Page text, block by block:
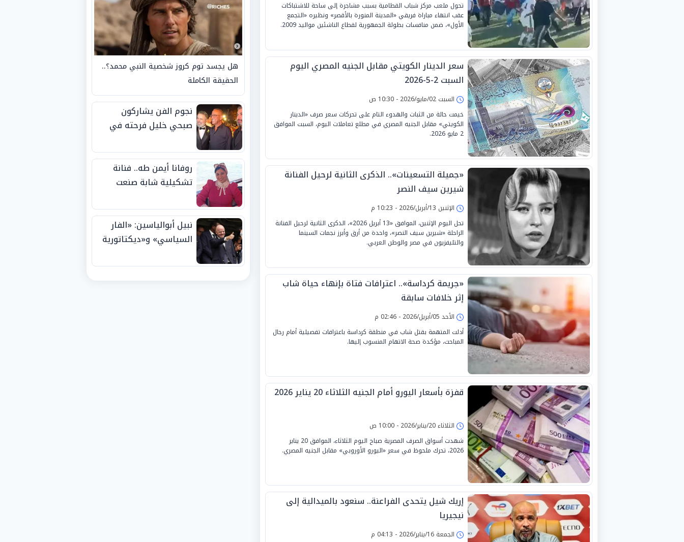
تحول ملعب مركز شباب القطامية بسبب مشاجرة إلى ساحة للاشتباكات
عقب انتهاء مباراة فريقي «المدينة المنورة بالأقصر» ونظيره «التجمع
الأول»، ضمن منافسات بطولة الجمهورية لقطاع الناشئين مواليد 2009.
سعر الدينار الكويتي مقابل الجنيه المصري اليوم
السبت 2-5-2026
السبت 02/مايو/2026 - 10:30 ص
خيمت حالة من الثبات والهدوء التام على تحركات سعر صرف «الدينار
الكويتي» مقابل الجنيه المصري في مطلع تعاملات اليوم، السبت الموافق
2 مايو 2026.
«جميلة التسعينات».. الذكرى الثانية لرحيل الفنانة
شيرين سيف النصر
الإثنين 13/أبريل/2026 - 10:23 م
تحل اليوم الإثنين، الموافق «13 أبريل 2026»، الذكرى الثانية لرحيل الفنانة
الراحلة «شيرين سيف النصر»، واحدة من أرق وأبرز نجمات السينما
والتليفزيون في مصر والوطن العربي.
«جريمة كرداسة».. اعترافات فتاة بإنهاء حياة شاب
إثر خلافات سابقة
الأحد 05/أبريل/2026 - 02:46 م
أدلت المتهمة بقتل شاب في منطقة كرداسة باعترافات تفصيلية أمام رجال
المباحث، مؤكدة صحة الاتهام المنسوب إليها.
قفزة بأسعار اليورو أمام الجنيه الثلاثاء 20 يناير 2026
الثلاثاء 20/يناير/2026 - 10:00 ص
شهدت أسواق الصرف المصرية صباح اليوم الثلاثاء، الموافق 20 يناير
2026، تحرك ملحوظ في سعر «اليورو الأوروبي» مقابل الجنيه المصري.
إريك شيل يتحدى الفراعنة.. سنعود بالميدالية إلى
نيجيريا
الجمعة 16/يناير/2026 - 04:13 م
هل يجسد توم كروز شخصية النبي محمد؟..
الحقيقة الكاملة
نجوم الفن يشاركون
صبحي خليل فرحته في
روفانا أيمن طه.. فنانة
تشكيلية شابة صنعت
الجوائز منذ الصغر
نبيل أبوالياسين: «الفار
السياسي» و«ديكتاتورية
الفيفا».. وإقالة